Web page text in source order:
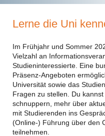
Lerne die Uni
Im Frühjahr und Sommer
Vielzahl an
Studieninteressierte. Eine
Präsenz-Angeboten
Universität sowie das
Fragen zu stellen. Du
schnuppern, mehr über
mit Studierenden ins
(Online-) Führung über den
teilnehmen.